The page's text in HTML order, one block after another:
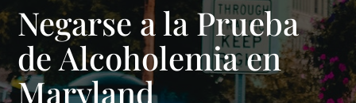
Negarse a la Prueba
de Alcoholemia en
Maryland